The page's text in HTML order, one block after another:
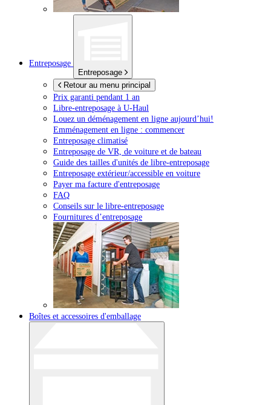
Entreposage
Entreposage
Retour au menu principal
Prix garanti pendant 1 an
Libre-entreposage à U-Haul
Louez un déménagement en ligne aujourd’hui!
Emménagement en ligne : commencer
Entreposage climatisé
Entreposage de VR, de voiture et de bateau
Guide des tailles d'unités de libre-entreposage
Entreposage extérieur/accessible en voiture
Payer ma facture d'entreposage
FAQ
Conseils sur le libre-entreposage
Fournitures d’entreposage
Boîtes et accessoires d'emballage